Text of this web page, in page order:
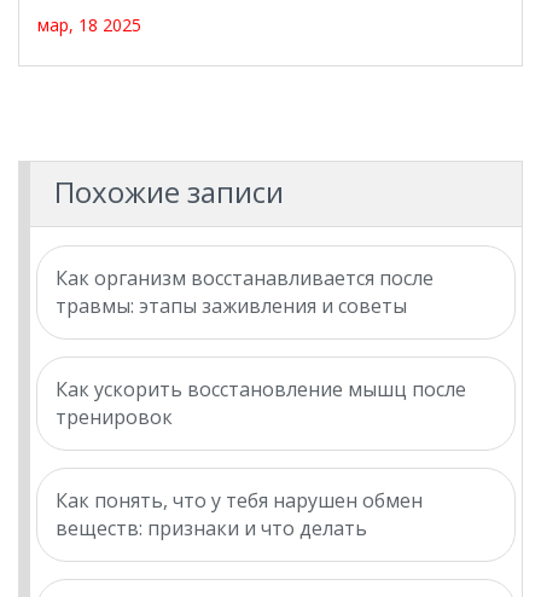
своевременности проведённых мероприятий
ключевую роль в этом процессе.
мар, 18 2025
Похожие записи
Как организм восстанавливается после
травмы: этапы заживления и советы
Как ускорить восстановление мышц после
тренировок
Как понять, что у тебя нарушен обмен
веществ: признаки и что делать